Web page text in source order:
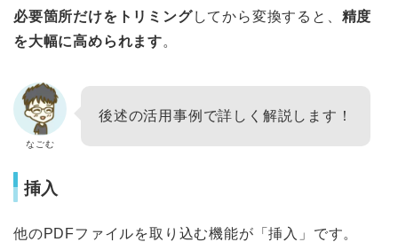
必要箇所だけをトリミングしてから変換すると、 精度
を大幅に高められます。
なごむ
後述の活用事例で詳しく解説します！
挿入
他のPDFファイルを取り込む機能が「挿入」です。